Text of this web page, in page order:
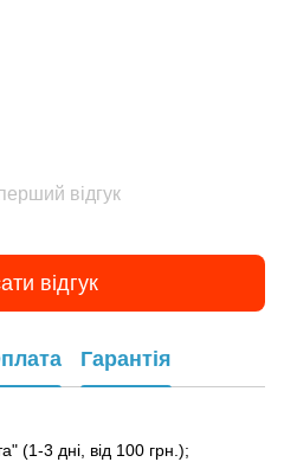
відгук
відгук
Гарантія
(1-3 дні, від 100 грн.);